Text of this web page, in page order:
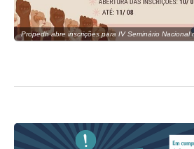
Propedh abre inscrições para IV Seminário Nacional